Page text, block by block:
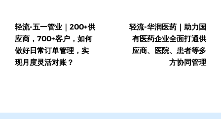
导
航轻流-五一管业｜200+供
应商，700+客户，如何
做好日常订单管理，实
现月度灵活对账？
轻流-华润医药｜助力国
有医药企业全面打通供
应商、医院、患者等多
方协同管理